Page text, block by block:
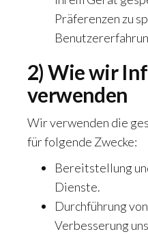
Präferenzen zu
2) Wie wir
verwenden
Wir verwenden die
für folgende Zwecke:
Bereitstellung
Dienste.
Durchführung
Verbesserung